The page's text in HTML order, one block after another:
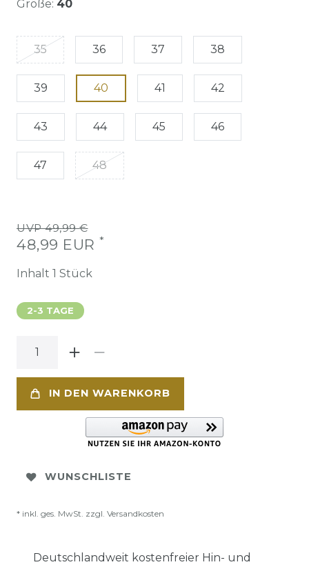
Größe: 40
35 36 37 38
39 40 41 42
43 44 45 46
47 48
UVP 49,99 €
48,99 EUR *
Inhalt 1 Stück
2-3 TAGE
IN DEN WARENKORB
WUNSCHLISTE
* inkl. ges. MwSt. zzgl. Versandkosten
Deutschlandweit kostenfreier Hin- und